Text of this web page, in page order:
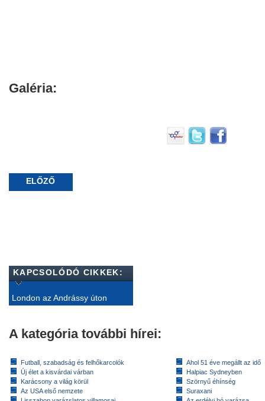
Galéria:
ELŐZŐ
KAPCSOLÓDÓ CIKKEK:
London az Andrássy úton
A kategória további hírei:
Futball, szabadság és felhőkarcolók
Új élet a kisvárdai várban
Karácsony a világ körül
Az USA első nemzete
Ahol 51 éve megállt az idő
Halpiac Sydneyben
Szörnyű éhínség
Suraxani